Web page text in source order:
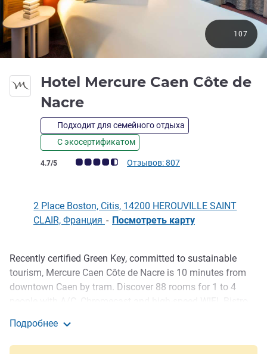
Hotel Mercure Caen Côte de
Nacre
Подходит для семейного отдыха
С экосертификатом
Примечание: отзывы клиентов (Рейтинг ALL)
4.7/5 Отзывов: 807
107
2 Place Boston, Citis, 14200 HEROUVILLE SAINT
CLAIR, Франция - Посмотреть карту
Описание
Recently certified Green Key, committed to sustainable
tourism, Mercure Caen Côte de Nacre is 10 minutes from
downtown Caen by tram. Discover 88 rooms for 1 to 4
atmosphere. The hotel also has a bar, eight meeting rooms,
a fitness center and a large free private car park with EV
Подробнее